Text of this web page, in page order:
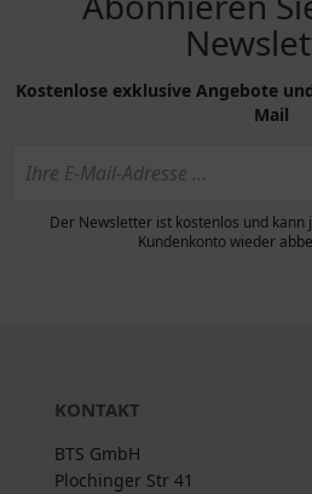
Kostenlose exklusive Angebote
Mail
Der Newsletter ist kostenlos und
Kundenkonto wieder
KONTAKT
BTS GmbH
Plochinger Str 41